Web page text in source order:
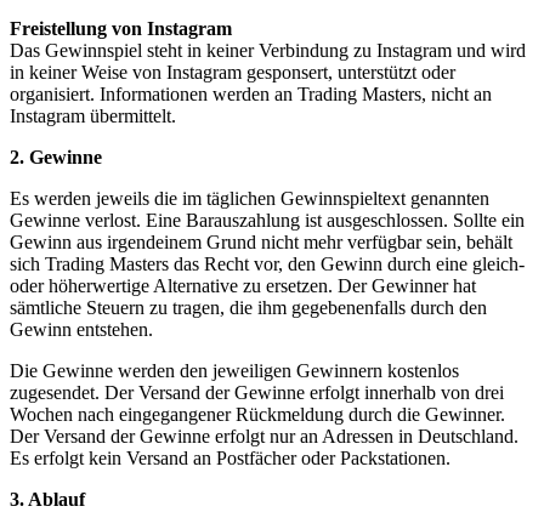
Freistellung von Instagram
Das Gewinnspiel steht in keiner Verbindung zu Instagram und wird
in keiner Weise von Instagram gesponsert, unterstützt oder
organisiert. Informationen werden an Trading Masters, nicht an
Instagram übermittelt.
2. Gewinne
Es werden jeweils die im täglichen Gewinnspieltext genannten
Gewinne verlost. Eine Barauszahlung ist ausgeschlossen. Sollte ein
Gewinn aus irgendeinem Grund nicht mehr verfügbar sein, behält
sich Trading Masters das Recht vor, den Gewinn durch eine gleich-
oder höherwertige Alternative zu ersetzen. Der Gewinner hat
sämtliche Steuern zu tragen, die ihm gegebenenfalls durch den
Gewinn entstehen.
Die Gewinne werden den jeweiligen Gewinnern kostenlos
zugesendet. Der Versand der Gewinne erfolgt innerhalb von drei
Wochen nach eingegangener Rückmeldung durch die Gewinner.
Der Versand der Gewinne erfolgt nur an Adressen in Deutschland.
Es erfolgt kein Versand an Postfächer oder Packstationen.
3. Ablauf